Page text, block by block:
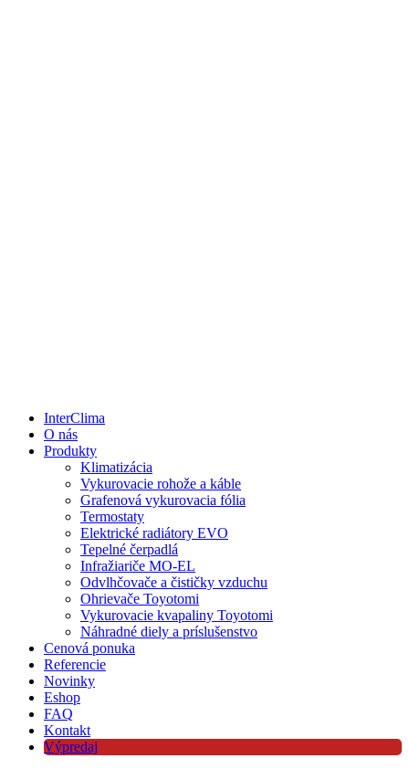
InterClima
O nás
Produkty
Klimatizácia
Vykurovacie rohože a káble
Grafenová vykurovacia fólia
Termostaty
Elektrické radiátory EVO
Tepelné čerpadlá
Infražiariče MO-EL
Odvlhčovače a čističky vzduchu
Ohrievače Toyotomi
Vykurovacie kvapaliny Toyotomi
Náhradné diely a príslušenstvo
Cenová ponuka
Referencie
Novinky
Eshop
FAQ
Kontakt
Výpredaj